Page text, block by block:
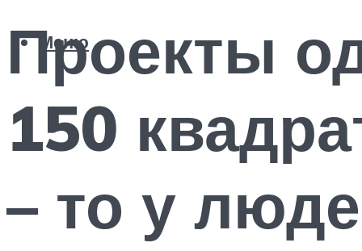
Меню
Проекты
150
– то у